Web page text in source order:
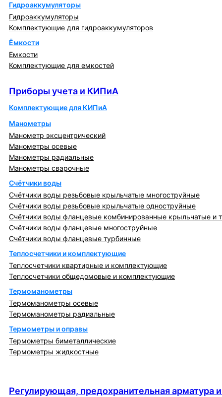
Гидроаккумуляторы
Гидроаккумуляторы
Комплектующие для гидроаккумуляторов
Ёмкости
Емкости
Комплектующие для емкостей
Приборы учета и КИПиА
Комплектующие для КИПиА
Манометры
Манометр эксцентрический
Манометры осевые
Манометры радиальные
Манометры сварочные
Счётчики воды
Счётчики воды резьбовые крыльчатые многоструйные
Счётчики воды резьбовые крыльчатые одноструйные
Счётчики воды фланцевые комбинированные крыльчатые и
Счётчики воды фланцевые многоструйные
Счётчики воды фланцевые турбинные
Теплосчетчики и комплектующие
Теплосчетчики квартирные и комплектующие
Теплосчетчики общедомовые и комплектующие
Термоманометры
Термоманометры осевые
Термоманометры радиальные
Термометры и оправы
Термометры биметаллические
Термометры жидкостные
Регулирующая, предохранительная арматура